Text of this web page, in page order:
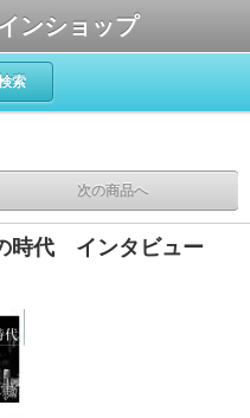
ンショップ
索
次の商品へ
時代 インタビュー